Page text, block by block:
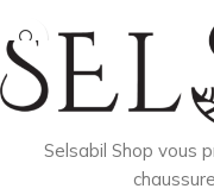
Selsabil Shop vous